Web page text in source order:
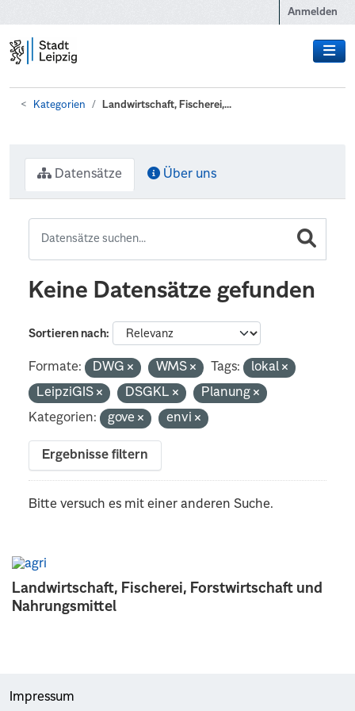
Anmelden
Kategorien Landwirtschaft, Fischerei,...
Landwirtschaft, Fischerei, Forstwirtschaft und
Nahrungsmittel
Datensätze Über uns
Keine Datensätze gefunden
Sortieren nach
Formate: DWG WMS Tags:
lokal
LeipziGIS
DSGKL
Planung
Kategorien:
gove envi
Ergebnisse filtern
Bitte versuch es mit einer anderen Suche.
Impressum